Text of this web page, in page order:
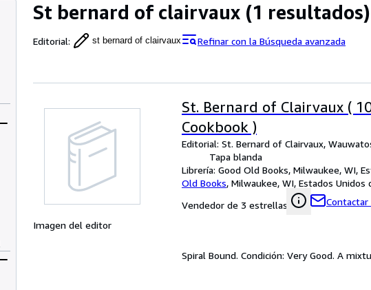
St bernard of clairvaux (1 resultados)
Editorial: st bernard of clairvaux Refinar con la Búsqueda avanzada
Imagen del editor
St. Bernard of Clairvaux (
Cookbook )
Editorial: St. Bernard of Clairvaux,
Tapa blanda
Librería: Good Old Books, Milwaukee, WI,
Old Books, Milwaukee, WI, Estados Unidos
Vendedor de 3 estrellas
Spiral Bound. Condición: Very Good. A